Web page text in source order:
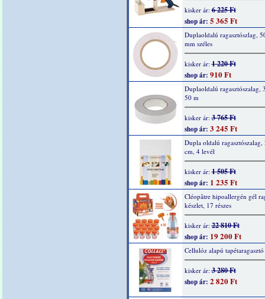
kisker ár:6 225 Ft
shop ár: 5 365 Ft
Duplaoldalú ragasztószlag,
mm széles
kisker ár:1 220 Ft
shop ár: 910 Ft
Duplaoldalú ragasztószalag,
50 m
kisker ár:3 765 Ft
shop ár: 3 245 Ft
Dupla oldalú
cm, 4 levél
kisker ár:1 505 Ft
shop ár: 1 235 Ft
Cléopâtre hipoallergén gél
készlet, 17 részes
kisker ár:22 810 Ft
shop ár: 19 200 Ft
Cellulóz alapú
kisker ár:3 280 Ft
shop ár: 2 820 Ft